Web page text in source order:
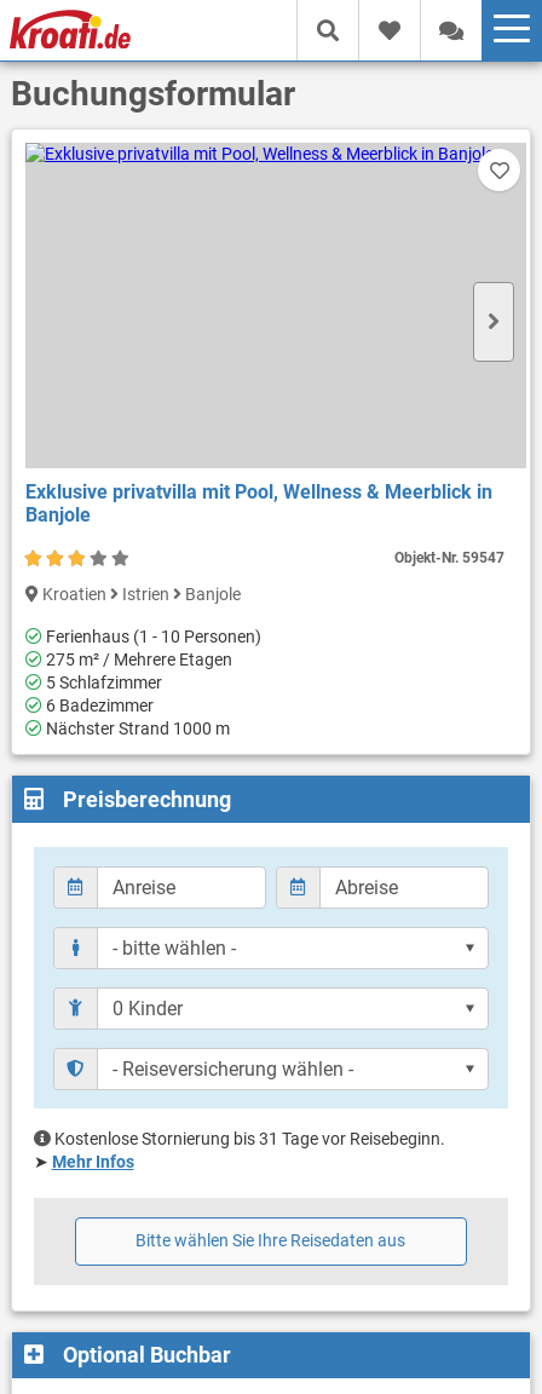
Buchungsformular
Exklusive privatvilla mit Pool, Wellness & Meerblick in
Banjole
Kroatien Istrien Banjole
Ferienhaus (1 - 10 Personen)
275 m² / Mehrere Etagen
5 Schlafzimmer
6 Badezimmer
Nächster Strand 1000 m
Objekt-Nr. 59547
Preisberechnung
Kostenlose Stornierung bis 31 Tage vor Reisebeginn.
➤ Mehr Infos
Bitte wählen Sie Ihre Reisedaten aus
Optional Buchbar